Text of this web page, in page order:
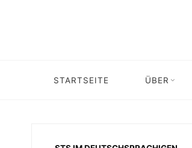
STARTSEITE ÜBER
HomeStellenangebot